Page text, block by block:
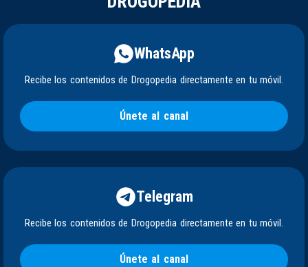
WhatsApp
Recibe los contenidos de Drogopedia directamente en tu móvil.
Únete al canal
Telegram
Recibe los contenidos de Drogopedia directamente en tu móvil.
Únete al canal